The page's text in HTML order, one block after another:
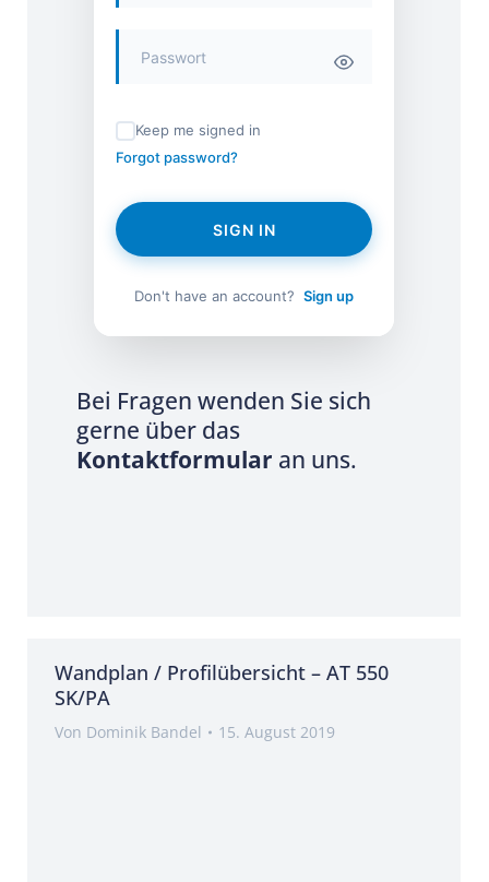
Keep me signed in
Forgot password?
SIGN IN
Don't have an account? Sign up
Bei Fragen wenden Sie sich
gerne über das
Kontaktformular an uns.
Wandplan / Profilübersicht – AT 550
SK/PA
Von Dominik Bandel 15. August 2019